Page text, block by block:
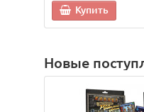
Купить
Новые